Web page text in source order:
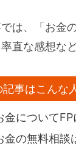
は、「お金
直な感想な
記事はこんな
金について
金の無料相談